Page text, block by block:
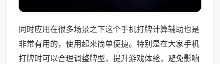
同时应用在很多场景之下这个手机打牌计算辅助也是
非常有用的，使用起来简单便捷。特别是在大家手机
打牌时可以合理调整牌型，提升游戏体验，避免影响